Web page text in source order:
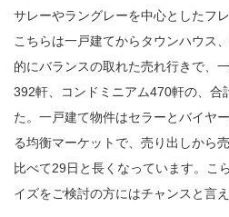
サレーやラングレーを中心としたフ
こちらは一戸建てからタウンハウス
的にバランスの取れた売れ行きで、
392軒、コンドミニアム470軒の、合
た。一戸建て物件はセラーとバイヤ
る均衡マーケットで、売り出しから
比べて29日と長くなっています。こ
イズをご検討の方にはチャンスと言え